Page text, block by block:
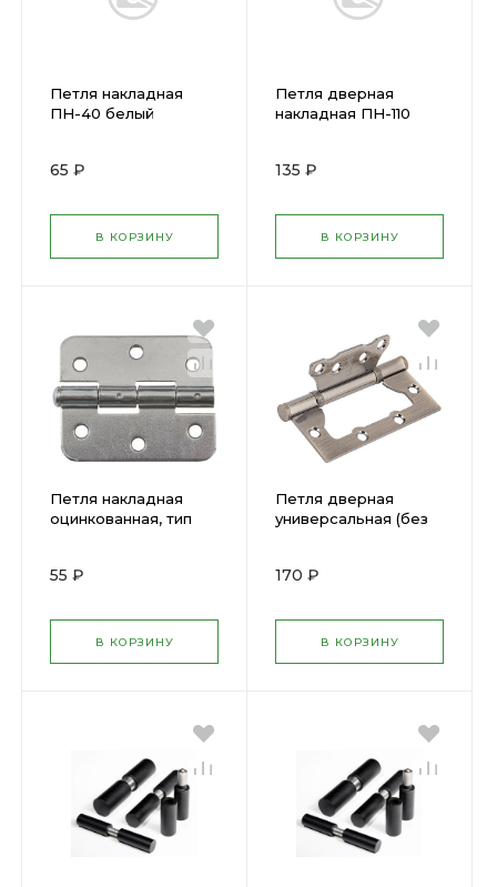
Петля накладная
ПН-40 белый
65 ₽
В КОРЗИНУ
Петля дверная
накладная ПН-110
135 ₽
В КОРЗИНУ
Петля накладная
оцинкованная, тип
66387 )
55 ₽
В КОРЗИНУ
Петля дверная
универсальная (без
(2ВВ - ВР) 66314
170 ₽
В КОРЗИНУ